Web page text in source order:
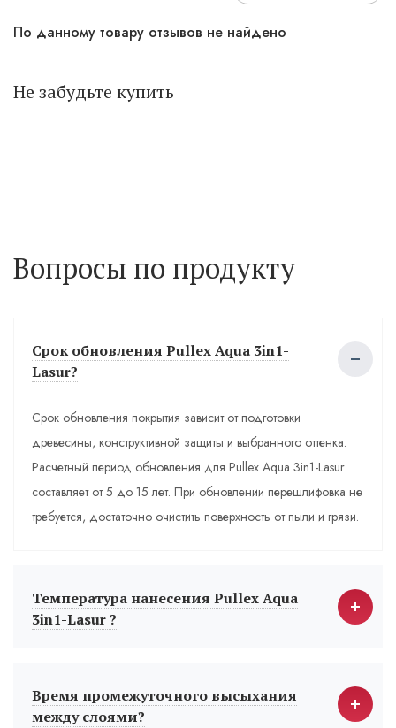
По данному товару отзывов не найдено
Не забудьте купить
Вопросы по продукту
Срок обновления Pullex Aqua 3in1-
Lasur?
Срок обновления покрытия зависит от подготовки
древесины, конструктивной защиты и выбранного оттенка.
Расчетный период обновления для Pullex Aqua 3in1-Lasur
составляет от 5 до 15 лет. При обновлении перешлифовка не
требуется, достаточно очистить поверхность от пыли и грязи.
Температура нанесения Pullex Aqua
3in1-Lasur ?
Время промежуточного высыхания
между слоями?